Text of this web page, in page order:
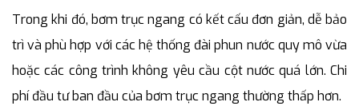
Trong khi đó, bơm trục ngang có kết cấu đơn giản, dễ bảo
trì và phù hợp với các hệ thống đài phun nước quy mô vừa
hoặc các công trình không yêu cầu cột nước quá lớn. Chi
phí đầu tư ban đầu của bơm trục ngang thường thấp hơn.